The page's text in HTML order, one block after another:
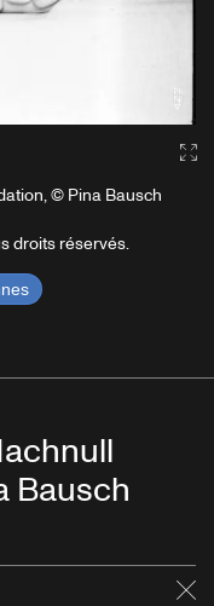
© Pina Bausch
droits réservés.
Bausch